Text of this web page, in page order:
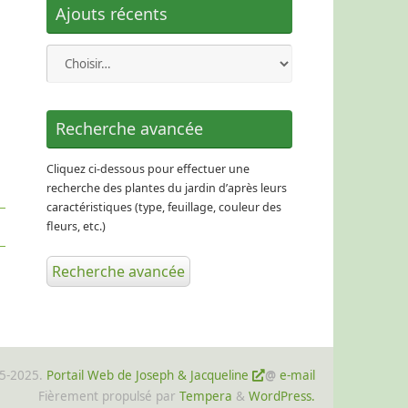
Ajouts récents
Recherche avancée
Cliquez ci-dessous pour effectuer une
recherche des plantes du jardin d’après leurs
caractéristiques (type, feuillage, couleur des
fleurs, etc.)
Recherche avancée
2025. Portail Web de Joseph & Jacqueline @ e-mail
Fièrement propulsé par Tempera & WordPress.